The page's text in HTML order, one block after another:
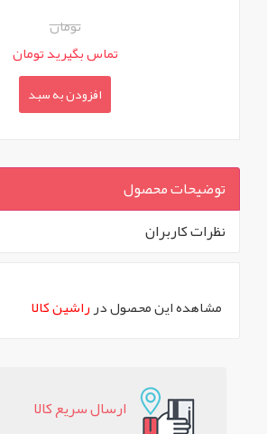
تومان
تماس بگیرید تومان
افزودن به سبد
توضیحات محصول
نظرات کاربران
مشاهده این محصول درراشین کالا
ارسال سريع کالا